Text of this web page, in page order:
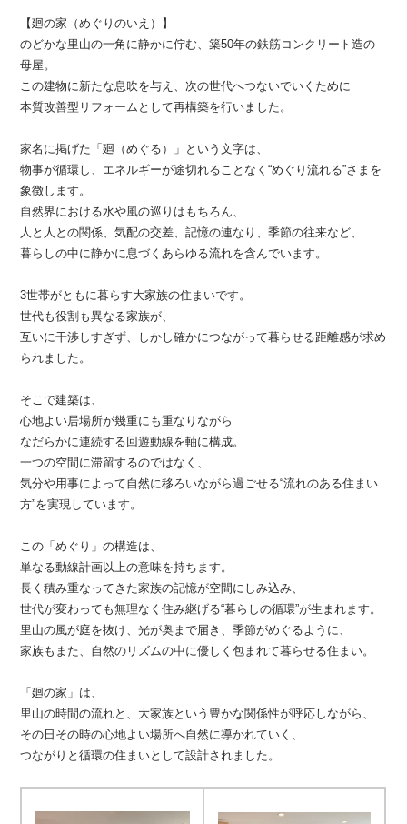
【廻の家（めぐりのいえ）】
のどかな里山の一角に静かに佇む、築50年の鉄筋コンクリート造の
母屋。
この建物に新たな息吹を与え、次の世代へつないでいくために
本質改善型リフォームとして再構築を行いました。
家名に掲げた「廻（めぐる）」という文字は、
物事が循環し、エネルギーが途切れることなく“めぐり流れる”さまを
象徴します。
自然界における水や風の巡りはもちろん、
人と人との関係、気配の交差、記憶の連なり、季節の往来など、
暮らしの中に静かに息づくあらゆる流れを含んでいます。
3世帯がともに暮らす大家族の住まいです。
世代も役割も異なる家族が、
互いに干渉しすぎず、しかし確かにつながって暮らせる距離感が求め
られました。
そこで建築は、
心地よい居場所が幾重にも重なりながら
なだらかに連続する回遊動線を軸に構成。
一つの空間に滞留するのではなく、
気分や用事によって自然に移ろいながら過ごせる“流れのある住まい
方”を実現しています。
この「めぐり」の構造は、
単なる動線計画以上の意味を持ちます。
長く積み重なってきた家族の記憶が空間にしみ込み、
世代が変わっても無理なく住み継げる“暮らしの循環”が生まれます。
里山の風が庭を抜け、光が奥まで届き、季節がめぐるように、
家族もまた、自然のリズムの中に優しく包まれて暮らせる住まい。
「廻の家」は、
里山の時間の流れと、大家族という豊かな関係性が呼応しながら、
その日その時の心地よい場所へ自然に導かれていく、
つながりと循環の住まいとして設計されました。